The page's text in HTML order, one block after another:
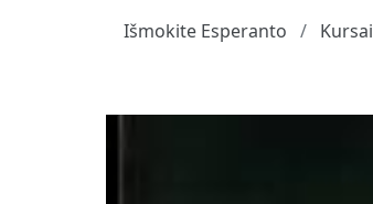
Išmokite Esperanto
Kursai